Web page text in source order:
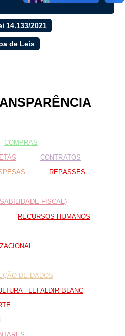
14.133/2021
de Leis
COMPRAS
CONTRATOS
REPASSES
FISCAL)
RECURSOS HUMANOS
DE DADOS
- LEI ALDIR BLANC